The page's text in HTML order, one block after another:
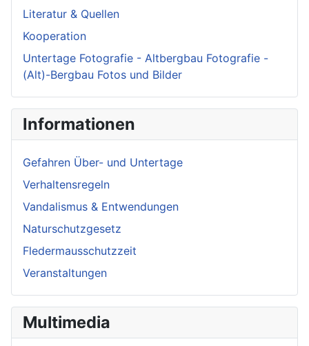
Literatur & Quellen
Kooperation
Untertage Fotografie - Altbergbau Fotografie -
(Alt)-Bergbau Fotos und Bilder
Informationen
Gefahren Über- und Untertage
Verhaltensregeln
Vandalismus & Entwendungen
Naturschutzgesetz
Fledermausschutzzeit
Veranstaltungen
Multimedia